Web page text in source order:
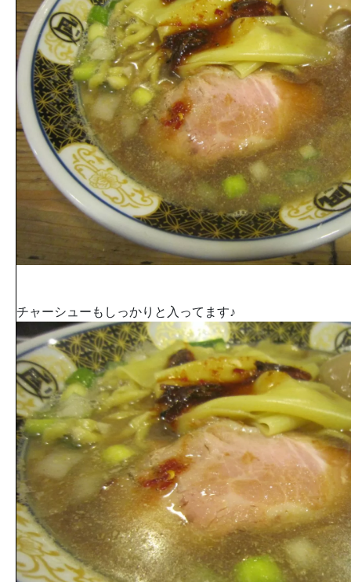
チャーシューもしっかりと入ってます♪